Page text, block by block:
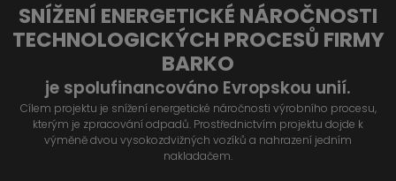
SNÍŽENÍ ENERGETICKÉ NÁROČNOSTI
TECHNOLOGICKÝCH PROCESŮ FIRMY
BARKO
je spolufinancováno Evropskou unií.
Cílem projektu je snížení energetické náročnosti výrobního procesu,
kterým je zpracování odpadů. Prostřednictvím projektu dojde k
výměně dvou vysokozdvižných vozíků a nahrazení jedním
nakladačem.